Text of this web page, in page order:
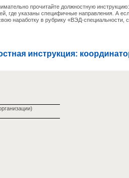
прочитайте должностную
где указаны специфичные направления. А
наработку в рубрику «ВЭД-
инструкция: